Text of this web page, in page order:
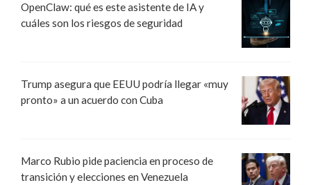
OpenClaw: qué es este asistente de IA y
cuáles son los riesgos de seguridad
Trump asegura que EEUU podría llegar «muy
pronto» a un acuerdo con Cuba
Marco Rubio pide paciencia en proceso de
transición y elecciones en Venezuela